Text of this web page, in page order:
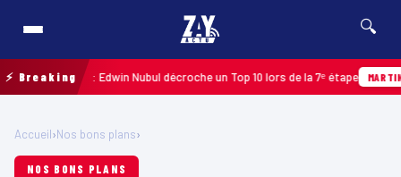
🔍
⚡ Breaking
2026 : Edwin Nubul décroche un Top 10 lors de la 7ᵉ étape MARTINIQUE
Accueil›Nos bons plans›
NOS BONS PLANS